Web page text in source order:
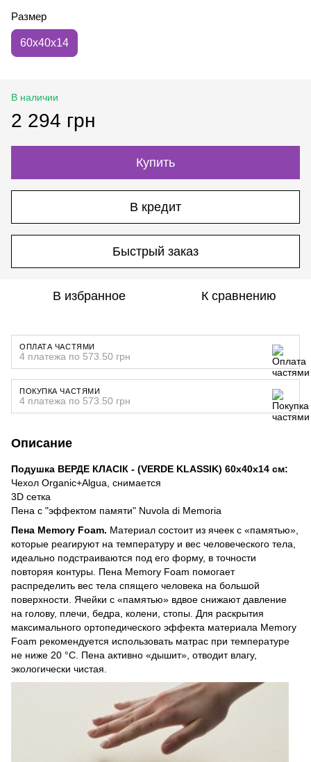
Размер
60х40х14
В наличии
2 294 грн
Купить
В кредит
Быстрый заказ
В избранное К сравнению
ОПЛАТА ЧАСТЯМИ
4 платежа по 573.50 грн
ПОКУПКА ЧАСТЯМИ
4 платежа по 573.50 грн
Описание
Подушка ВЕРДЕ КЛАСІК - (VERDE KLASSIK) 60х40х14 см:
Чехол Organic+Algua, снимается
3D сетка
Пена с "эффектом памяти" Nuvola di Memoria
Пена Memory Foam. Материал состоит из ячеек с «памятью»,
которые реагируют на температуру и вес человеческого тела,
идеально подстраиваются под его форму, в точности
повторяя контуры. Пена Memory Foam помогает
распределить вес тела спящего человека на большой
поверхности. Ячейки с «памятью» вдвое снижают давление
на голову, плечи, бедра, колени, стопы. Для раскрытия
максимального ортопедического эффекта материала Memory
Foam рекомендуется использовать матрас при температуре
не ниже 20 °С. Пена активно «дышит», отводит влагу,
экологически чистая.